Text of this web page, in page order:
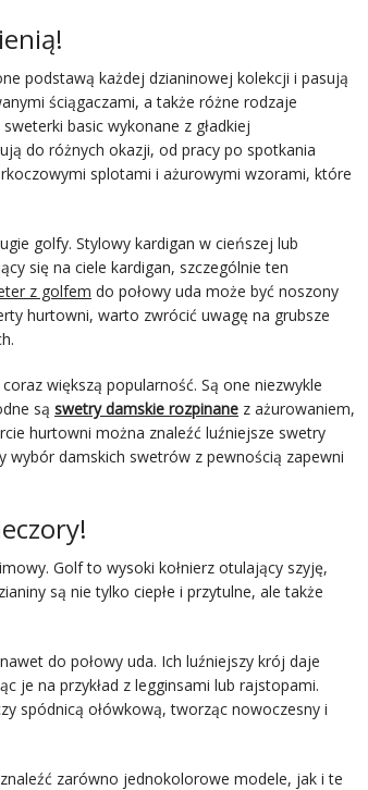
podstawą każdej dzianinowej kolekcji i pasują
ściągaczami, a także różne rodzaje
basic wykonane z gładkiej
do różnych okazji, od pracy po spotkania
splotami i ażurowymi wzorami, które
golfy. Stylowy kardigan w cieńszej lub
się na ciele kardigan, szczególnie ten
z golfem do połowy uda może być noszony
hurtowni, warto zwrócić uwagę na grubsze
większą popularność. Są one niezwykle
są swetry damskie rozpinane z ażurowaniem,
hurtowni można znaleźć luźniejsze swetry
damskich swetrów z pewnością zapewni
Golf to wysoki kołnierz otulający szyję,
są nie tylko ciepłe i przytulne, ale także
do połowy uda. Ich luźniejszy krój daje
je na przykład z legginsami lub rajstopami.
spódnicą ołówkową, tworząc nowoczesny i
zarówno jednokolorowe modele, jak i te